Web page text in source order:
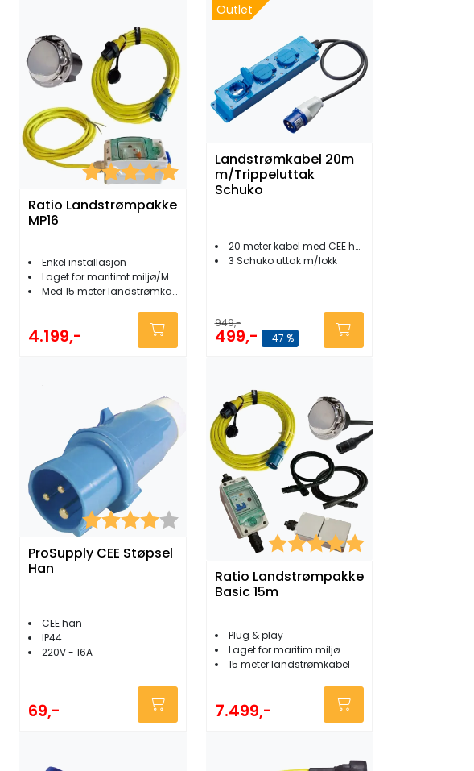
5.0 av 5 mulige
Karakter:
5.0 av 5 mulige
Ratio Landstrømpakke
MP16
Enkel installasjon
Laget for maritimt miljø/Meget bra kvalitet
Med 15 meter landstrømkabel
4.199,-
Outlet
Landstrømkabel 20m
m/Trippeluttak
Schuko
20 meter kabel med CEE han
3 Schuko uttak m/lokk
949,-
499,- -47 %
4.0 av 5 mulige
Karakter:
4.0 av 5 mulige
ProSupply CEE Støpsel
Han
CEE han
IP44
220V - 16A
69,-
Karakter:
Ratio Landstrømpakke
Basic 15m
Plug & play
Laget for maritim miljø
15 meter landstrømkabel
7.499,-